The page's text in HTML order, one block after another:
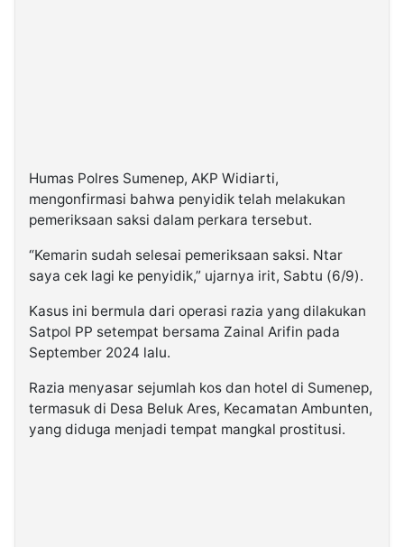
Humas Polres Sumenep, AKP Widiarti,
mengonfirmasi bahwa penyidik telah melakukan
pemeriksaan saksi dalam perkara tersebut.
“Kemarin sudah selesai pemeriksaan saksi. Ntar
saya cek lagi ke penyidik,” ujarnya irit, Sabtu (6/9).
Kasus ini bermula dari operasi razia yang dilakukan
Satpol PP setempat bersama Zainal Arifin pada
September 2024 lalu.
Razia menyasar sejumlah kos dan hotel di Sumenep,
termasuk di Desa Beluk Ares, Kecamatan Ambunten,
yang diduga menjadi tempat mangkal prostitusi.